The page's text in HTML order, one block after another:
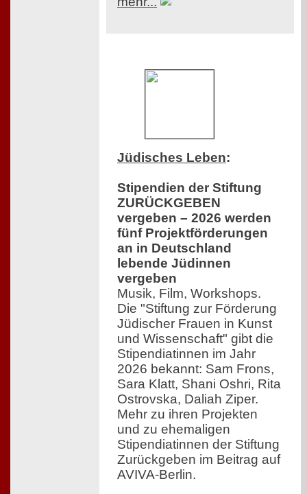
Jüdisches Leben:
Stipendien der Stiftung
ZURÜCKGEBEN
vergeben – 2026 werden
fünf Projektförderungen
an in Deutschland
lebende Jüdinnen
vergeben
Musik, Film, Workshops.
Die "Stiftung zur Förderung
Jüdischer Frauen in Kunst
und Wissenschaft" gibt die
Stipendiatinnen im Jahr
2026 bekannt: Sam Frons,
Sara Klatt, Shani Oshri, Rita
Ostrovska, Daliah Ziper.
Mehr zu ihren Projekten
und zu ehemaligen
Stipendiatinnen der Stiftung
Zurückgeben im Beitrag auf
AVIVA-Berlin.